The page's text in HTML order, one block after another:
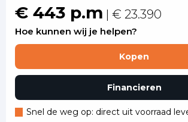
€ 443 p.m | € 23.390
Hoe kunnen wij je helpen?
Kopen
Financieren
Snel de weg op: direct uit voorraad